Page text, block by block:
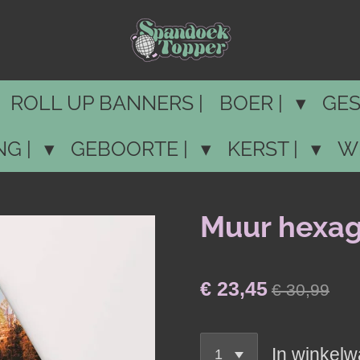
ROLL UP BANNERS | BOER |
| GEBOORTE | KERST |
Muur
€ 23,45 € 30,99
In